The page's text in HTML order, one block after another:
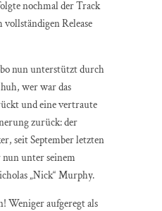
nochmal der Track
Release
nun unterstützt durch
wer war das
und eine vertraute
zurück: der
seit September letzten
nun unter seinem
„Nick“ Murphy.
Weniger aufgeregt als